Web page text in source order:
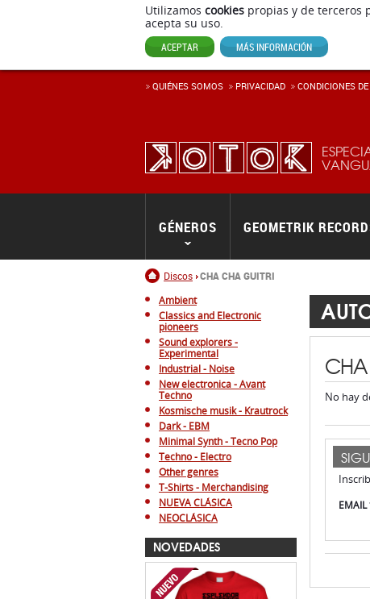
Utilizamos cookies propias y de terceros
acepta su uso.
ACEPTAR MÁS INFORMACIÓN
Inicio
Discos CHA CHA GUITRI
GÉNEROS GEOMETRIK
QUIÉNES SOMOS PRIVACIDAD CONDICIONES
Ambient
Classics and Electronic
pioneers
Sound explorers -
Experimental
Industrial - Noise
New electronica - Avant
Techno
Kosmische musik - Krautrock
Dark - EBM
Minimal Synth - Tecno Pop
Techno - Electro
Other genres
T-Shirts - Merchandising
NUEVA CLÁSICA
NEOCLÁSICA
NOVEDADES
No hay